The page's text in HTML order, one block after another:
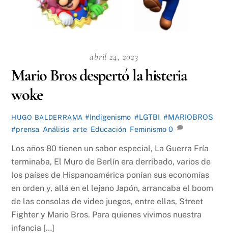
abril 24, 2023
Mario Bros despertó la histeria
woke
HUGO BALDERRAMA #Indigenismo ,#LGTBI ,#MARIOBROS
#prensa Análisis ,arte Educación Feminismo 0
Los años 80 tienen un sabor especial, La Guerra Fría
terminaba, El Muro de Berlín era derribado, varios de
los países de Hispanoamérica ponían sus economías
en orden y, allá en el lejano Japón, arrancaba el boom
de las consolas de video juegos, entre ellas, Street
Fighter y Mario Bros. Para quienes vivimos nuestra
infancia […]